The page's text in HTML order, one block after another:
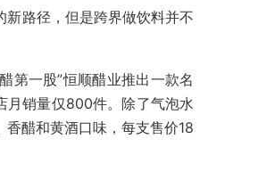
新路径，但是跨界做饮料并不
第一股”恒顺醋业推出一款名
月销量仅800件。除了气泡水
醋和黄酒口味，每支售价18